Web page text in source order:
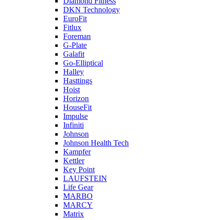
DKN Technology
EuroFit
Fitlux
Foreman
G-Plate
Galafit
Go-Elliptical
Halley
Hasttings
Hoist
Horizon
HouseFit
Impulse
Infiniti
Johnson
Johnson Health Tech
Kampfer
Kettler
Key Point
LAUFSTEIN
Life Gear
MARBO
MARCY
Matrix